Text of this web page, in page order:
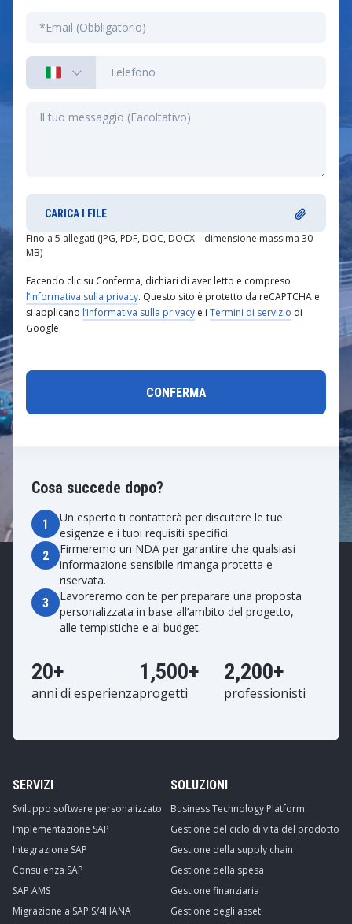
Cosa succede dopo?
1
Un esperto ti contatterà per discutere le tue
esigenze e i tuoi requisiti specifici.
2
Firmeremo un NDA per garantire che qualsiasi
informazione sensibile rimanga protetta e
riservata.
3
Lavoreremo con te per preparare una proposta
personalizzata in base all’ambito del progetto,
alle tempistiche e al budget.
20+
anni di esperienza
1,500+
progetti
2,200+
professionisti
CARICA I FILE
Fino a 5 allegati (JPG, PDF, DOC, DOCX – dimensione massima 30
MB)
Facendo clic su Conferma, dichiari di aver letto e compreso
l’Informativa sulla privacy. Questo sito è protetto da reCAPTCHA e
si applicano l’Informativa sulla privacy e i Termini di servizio di
Google.
SERVIZI
Sviluppo software personalizzato
Implementazione SAP
Integrazione SAP
Consulenza SAP
SAP AMS
Migrazione a SAP S/4HANA
SOLUZIONI
Business Technology Platform
Gestione del ciclo di vita del prodotto
Gestione della supply chain
Gestione della spesa
Gestione finanziaria
Gestione degli asset